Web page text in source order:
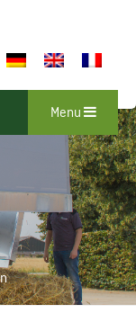
Menu